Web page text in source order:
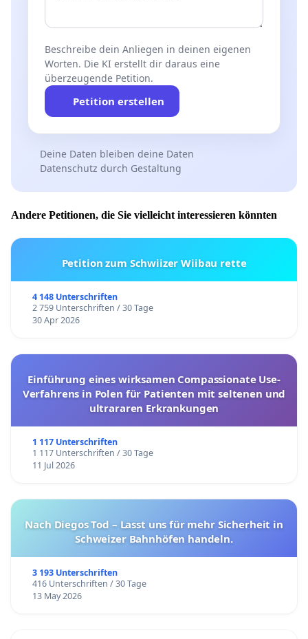
Beschreibe dein Anliegen in deinen eigenen
Worten. Die KI erstellt dir daraus eine
überzeugende Petition.
Petition erstellen
Deine Daten bleiben deine Daten
Datenschutz durch Gestaltung
Andere Petitionen, die Sie vielleicht interessieren könnten
Petition zum Schwiizer Wiibau rette
4 148 Unterschriften
2 759 Unterschriften / 30 Tage
30 Apr 2026
Einführung eines wirksamen Compassionate Use-
Verfahrens in Polen für Patienten mit seltenen und
ultrararen Erkrankungen
1 117 Unterschriften
1 117 Unterschriften / 30 Tage
11 Jul 2026
Nach Diegos Tod – Lasst uns für mehr Sicherheit in
Schweizer Bahnhöfen handeln.
3 193 Unterschriften
416 Unterschriften / 30 Tage
13 May 2026